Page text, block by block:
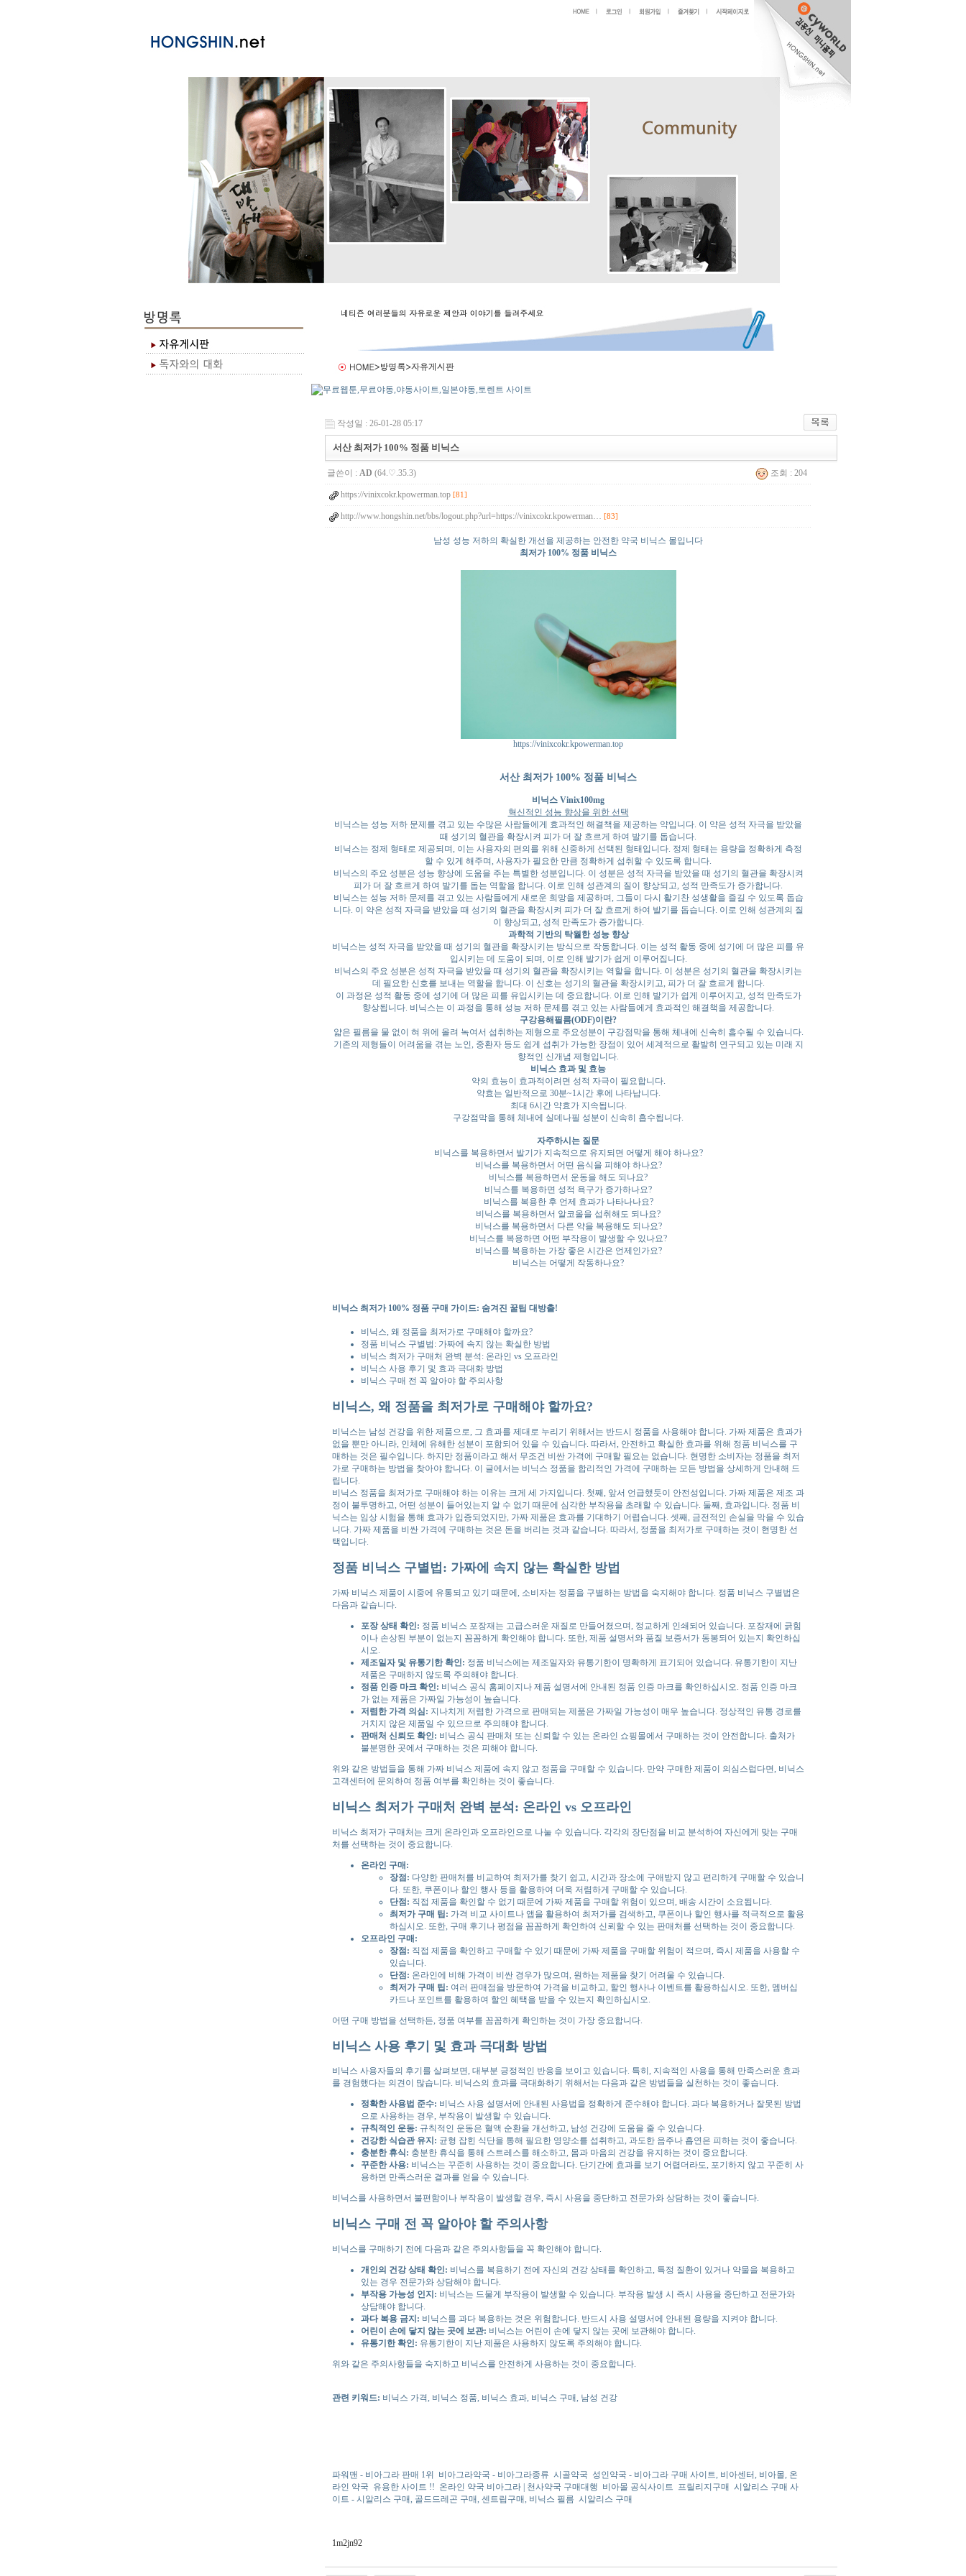
작성일 : 26-01-28 05:17
서산 최저가 100% 정품 비닉스
글쓴이 : AD (64.♡.35.3) 조회 : 204
https://vinixcokr.kpowerman.top [81]
http://www.hongshin.net/bbs/logout.php?url=https://vinixcokr.kpowerman… [83]
남성 성능 저하의 확실한 개선을 제공하는 안전한 약국 비닉스 몰입니다
최저가 100% 정품 비닉스
https://vinixcokr.kpowerman.top
서산 최저가 100% 정품 비닉스
비닉스 Vinix100mg
혁신적인 성능 향상을 위한 선택
비닉스는 성능 저하 문제를 겪고 있는 수많은 사람들에게 효과적인 해결책을 제공하는 약입니다. 이 약은 성적 자극을 받았을
때 성기의 혈관을 확장시켜 피가 더 잘 흐르게 하여 발기를 돕습니다.
비닉스는 정제 형태로 제공되며, 이는 사용자의 편의를 위해 신중하게 선택된 형태입니다. 정제 형태는 용량을 정확하게 측정
할 수 있게 해주며, 사용자가 필요한 만큼 정확하게 섭취할 수 있도록 합니다.
비닉스의 주요 성분은 성능 향상에 도움을 주는 특별한 성분입니다. 이 성분은 성적 자극을 받았을 때 성기의 혈관을 확장시켜
피가 더 잘 흐르게 하여 발기를 돕는 역할을 합니다. 이로 인해 성관계의 질이 향상되고, 성적 만족도가 증가합니다.
비닉스는 성능 저하 문제를 겪고 있는 사람들에게 새로운 희망을 제공하며, 그들이 다시 활기찬 성생활을 즐길 수 있도록 돕습
니다. 이 약은 성적 자극을 받았을 때 성기의 혈관을 확장시켜 피가 더 잘 흐르게 하여 발기를 돕습니다. 이로 인해 성관계의 질
이 향상되고, 성적 만족도가 증가합니다.
과학적 기반의 탁월한 성능 향상
비닉스는 성적 자극을 받았을 때 성기의 혈관을 확장시키는 방식으로 작동합니다. 이는 성적 활동 중에 성기에 더 많은 피를 유
입시키는 데 도움이 되며, 이로 인해 발기가 쉽게 이루어집니다.
비닉스의 주요 성분은 성적 자극을 받았을 때 성기의 혈관을 확장시키는 역할을 합니다. 이 성분은 성기의 혈관을 확장시키는
데 필요한 신호를 보내는 역할을 합니다. 이 신호는 성기의 혈관을 확장시키고, 피가 더 잘 흐르게 합니다.
이 과정은 성적 활동 중에 성기에 더 많은 피를 유입시키는 데 중요합니다. 이로 인해 발기가 쉽게 이루어지고, 성적 만족도가
향상됩니다. 비닉스는 이 과정을 통해 성능 저하 문제를 겪고 있는 사람들에게 효과적인 해결책을 제공합니다.
구강용해필름(ODF)이란?
얇은 필름을 물 없이 혀 위에 올려 녹여서 섭취하는 제형으로 주요성분이 구강점막을 통해 체내에 신속히 흡수될 수 있습니다.
기존의 제형들이 어려움을 겪는 노인, 중환자 등도 쉽게 섭취가 가능한 장점이 있어 세계적으로 활발히 연구되고 있는 미래 지
향적인 신개념 제형입니다.
비닉스 효과 및 효능
약의 효능이 효과적이려면 성적 자극이 필요합니다.
약효는 일반적으로 30분~1시간 후에 나타납니다.
최대 6시간 약효가 지속됩니다.
구강점막을 통해 체내에 실데나필 성분이 신속히 흡수됩니다.
자주하시는 질문
비닉스를 복용하면서 발기가 지속적으로 유지되면 어떻게 해야 하나요?
비닉스를 복용하면서 어떤 음식을 피해야 하나요?
비닉스를 복용하면서 운동을 해도 되나요?
비닉스를 복용하면 성적 욕구가 증가하나요?
비닉스를 복용한 후 언제 효과가 나타나나요?
비닉스를 복용하면서 알코올을 섭취해도 되나요?
비닉스를 복용하면서 다른 약을 복용해도 되나요?
비닉스를 복용하면 어떤 부작용이 발생할 수 있나요?
비닉스를 복용하는 가장 좋은 시간은 언제인가요?
비닉스는 어떻게 작동하나요?
비닉스 최저가 100% 정품 구매 가이드: 숨겨진 꿀팁 대방출!
비닉스, 왜 정품을 최저가로 구매해야 할까요?
정품 비닉스 구별법: 가짜에 속지 않는 확실한 방법
비닉스 최저가 구매처 완벽 분석: 온라인 vs 오프라인
비닉스 사용 후기 및 효과 극대화 방법
비닉스 구매 전 꼭 알아야 할 주의사항
비닉스, 왜 정품을 최저가로 구매해야 할까요?
비닉스는 남성 건강을 위한 제품으로, 그 효과를 제대로 누리기 위해서는 반드시 정품을 사용해야 합니다. 가짜 제품은 효과가
없을 뿐만 아니라, 인체에 유해한 성분이 포함되어 있을 수 있습니다. 따라서, 안전하고 확실한 효과를 위해 정품 비닉스를 구
매하는 것은 필수입니다. 하지만 정품이라고 해서 무조건 비싼 가격에 구매할 필요는 없습니다. 현명한 소비자는 정품을 최저
가로 구매하는 방법을 찾아야 합니다. 이 글에서는 비닉스 정품을 합리적인 가격에 구매하는 모든 방법을 상세하게 안내해 드
립니다.
비닉스 정품을 최저가로 구매해야 하는 이유는 크게 세 가지입니다. 첫째, 앞서 언급했듯이 안전성입니다. 가짜 제품은 제조 과
정이 불투명하고, 어떤 성분이 들어있는지 알 수 없기 때문에 심각한 부작용을 초래할 수 있습니다. 둘째, 효과입니다. 정품 비
닉스는 임상 시험을 통해 효과가 입증되었지만, 가짜 제품은 효과를 기대하기 어렵습니다. 셋째, 금전적인 손실을 막을 수 있습
니다. 가짜 제품을 비싼 가격에 구매하는 것은 돈을 버리는 것과 같습니다. 따라서, 정품을 최저가로 구매하는 것이 현명한 선
택입니다.
정품 비닉스 구별법: 가짜에 속지 않는 확실한 방법
가짜 비닉스 제품이 시중에 유통되고 있기 때문에, 소비자는 정품을 구별하는 방법을 숙지해야 합니다. 정품 비닉스 구별법은
다음과 같습니다.
포장 상태 확인: 정품 비닉스 포장재는 고급스러운 재질로 만들어졌으며, 정교하게 인쇄되어 있습니다. 포장재에 긁힘
이나 손상된 부분이 없는지 꼼꼼하게 확인해야 합니다. 또한, 제품 설명서와 품질 보증서가 동봉되어 있는지 확인하십
시오.
제조일자 및 유통기한 확인: 정품 비닉스에는 제조일자와 유통기한이 명확하게 표기되어 있습니다. 유통기한이 지난
제품은 구매하지 않도록 주의해야 합니다.
정품 인증 마크 확인: 비닉스 공식 홈페이지나 제품 설명서에 안내된 정품 인증 마크를 확인하십시오. 정품 인증 마크
가 없는 제품은 가짜일 가능성이 높습니다.
저렴한 가격 의심: 지나치게 저렴한 가격으로 판매되는 제품은 가짜일 가능성이 매우 높습니다. 정상적인 유통 경로를
거치지 않은 제품일 수 있으므로 주의해야 합니다.
판매처 신뢰도 확인: 비닉스 공식 판매처 또는 신뢰할 수 있는 온라인 쇼핑몰에서 구매하는 것이 안전합니다. 출처가
불분명한 곳에서 구매하는 것은 피해야 합니다.
위와 같은 방법들을 통해 가짜 비닉스 제품에 속지 않고 정품을 구매할 수 있습니다. 만약 구매한 제품이 의심스럽다면, 비닉스
고객센터에 문의하여 정품 여부를 확인하는 것이 좋습니다.
비닉스 최저가 구매처 완벽 분석: 온라인 vs 오프라인
비닉스 최저가 구매처는 크게 온라인과 오프라인으로 나눌 수 있습니다. 각각의 장단점을 비교 분석하여 자신에게 맞는 구매
처를 선택하는 것이 중요합니다.
온라인 구매:
장점: 다양한 판매처를 비교하여 최저가를 찾기 쉽고, 시간과 장소에 구애받지 않고 편리하게 구매할 수 있습니
다. 또한, 쿠폰이나 할인 행사 등을 활용하여 더욱 저렴하게 구매할 수 있습니다.
단점: 직접 제품을 확인할 수 없기 때문에 가짜 제품을 구매할 위험이 있으며, 배송 시간이 소요됩니다.
최저가 구매 팁: 가격 비교 사이트나 앱을 활용하여 최저가를 검색하고, 쿠폰이나 할인 행사를 적극적으로 활용
하십시오. 또한, 구매 후기나 평점을 꼼꼼하게 확인하여 신뢰할 수 있는 판매처를 선택하는 것이 중요합니다.
오프라인 구매:
장점: 직접 제품을 확인하고 구매할 수 있기 때문에 가짜 제품을 구매할 위험이 적으며, 즉시 제품을 사용할 수
있습니다.
단점: 온라인에 비해 가격이 비싼 경우가 많으며, 원하는 제품을 찾기 어려울 수 있습니다.
최저가 구매 팁: 여러 판매점을 방문하여 가격을 비교하고, 할인 행사나 이벤트를 활용하십시오. 또한, 멤버십
카드나 포인트를 활용하여 할인 혜택을 받을 수 있는지 확인하십시오.
어떤 구매 방법을 선택하든, 정품 여부를 꼼꼼하게 확인하는 것이 가장 중요합니다.
비닉스 사용 후기 및 효과 극대화 방법
비닉스 사용자들의 후기를 살펴보면, 대부분 긍정적인 반응을 보이고 있습니다. 특히, 지속적인 사용을 통해 만족스러운 효과
를 경험했다는 의견이 많습니다. 비닉스의 효과를 극대화하기 위해서는 다음과 같은 방법들을 실천하는 것이 좋습니다.
정확한 사용법 준수: 비닉스 사용 설명서에 안내된 사용법을 정확하게 준수해야 합니다. 과다 복용하거나 잘못된 방법
으로 사용하는 경우, 부작용이 발생할 수 있습니다.
규칙적인 운동: 규칙적인 운동은 혈액 순환을 개선하고, 남성 건강에 도움을 줄 수 있습니다.
건강한 식습관 유지: 균형 잡힌 식단을 통해 필요한 영양소를 섭취하고, 과도한 음주나 흡연은 피하는 것이 좋습니다.
충분한 휴식: 충분한 휴식을 통해 스트레스를 해소하고, 몸과 마음의 건강을 유지하는 것이 중요합니다.
꾸준한 사용: 비닉스는 꾸준히 사용하는 것이 중요합니다. 단기간에 효과를 보기 어렵더라도, 포기하지 않고 꾸준히 사
용하면 만족스러운 결과를 얻을 수 있습니다.
비닉스를 사용하면서 불편함이나 부작용이 발생할 경우, 즉시 사용을 중단하고 전문가와 상담하는 것이 좋습니다.
비닉스 구매 전 꼭 알아야 할 주의사항
비닉스를 구매하기 전에 다음과 같은 주의사항들을 꼭 확인해야 합니다.
개인의 건강 상태 확인: 비닉스를 복용하기 전에 자신의 건강 상태를 확인하고, 특정 질환이 있거나 약물을 복용하고
있는 경우 전문가와 상담해야 합니다.
부작용 가능성 인지: 비닉스는 드물게 부작용이 발생할 수 있습니다. 부작용 발생 시 즉시 사용을 중단하고 전문가와
상담해야 합니다.
과다 복용 금지: 비닉스를 과다 복용하는 것은 위험합니다. 반드시 사용 설명서에 안내된 용량을 지켜야 합니다.
어린이 손에 닿지 않는 곳에 보관: 비닉스는 어린이 손에 닿지 않는 곳에 보관해야 합니다.
유통기한 확인: 유통기한이 지난 제품은 사용하지 않도록 주의해야 합니다.
위와 같은 주의사항들을 숙지하고 비닉스를 안전하게 사용하는 것이 중요합니다.
관련 키워드: 비닉스 가격, 비닉스 정품, 비닉스 효과, 비닉스 구매, 남성 건강
파워맨 - 비아그라 판매 1위 비아그라약국 - 비아그라종류 시골약국 성인약국 - 비아그라 구매 사이트, 비아센터, 비아몰, 온
라인 약국 유용한 사이트 !! 온라인 약국 비아그라 | 천사약국 구매대행 비아몰 공식사이트 프릴리지구매 시알리스 구매 사
이트 - 시알리스 구매, 골드드레곤 구매, 센트립구매, 비닉스 필름 시알리스 구매
1m2jn92